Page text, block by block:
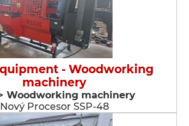
- Woodworking
machinery
Woodworking machinery
Nový Procesor SSP-48